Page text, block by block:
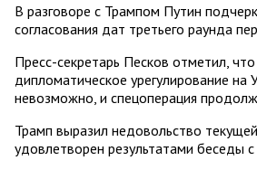
В разговоре с Трампом Путин
согласования дат третьего раунда
Пресс-секретарь Песков отметил,
дипломатическое урегулирование на
невозможно, и спецоперация
Трамп выразил недовольство
удовлетворен результатами беседы